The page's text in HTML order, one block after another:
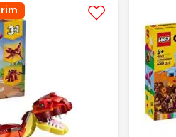
Parti ve Özel Günler
Yılbaşı Ürünleri
Açık Hava - Spor - Deniz
10-12 Yaş